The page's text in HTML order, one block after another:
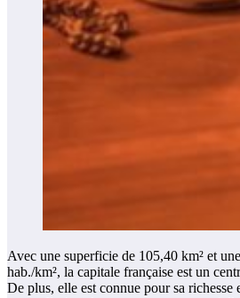
Avec une superficie de 105,40 km² et
hab./km², la capitale française est un
De plus, elle est connue pour sa richesse